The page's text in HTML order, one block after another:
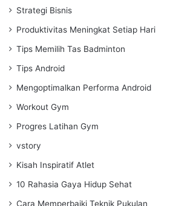
Strategi Bisnis
Produktivitas Meningkat Setiap Hari
Tips Memilih Tas Badminton
Tips Android
Mengoptimalkan Performa Android
Workout Gym
Progres Latihan Gym
vstory
Kisah Inspiratif Atlet
10 Rahasia Gaya Hidup Sehat
Cara Memperbaiki Teknik Pukulan